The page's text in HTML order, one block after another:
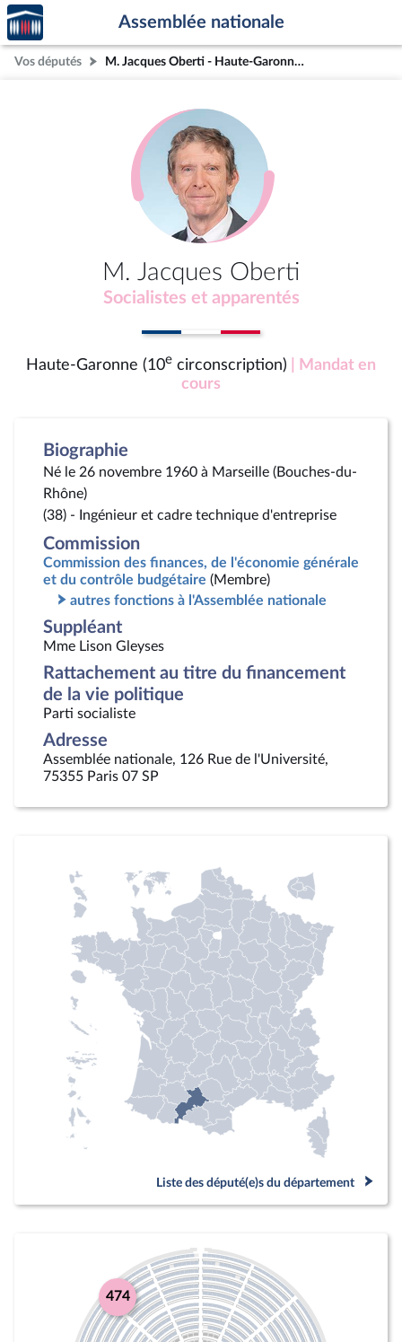
Aller au contenu
Aller en bas de la page
Accèder
à la
page
d'accueil
Assemblée nationale
Vos députés M. Jacques Oberti - Haute-Garonne (10e circonscription)
M. Jacques Oberti
Socialistes et apparentés
Haute-Garonne (10e circonscription)
| Mandat en
cours
Biographie
Né le 26 novembre 1960 à Marseille (Bouches-du-
Rhône)
(38) - Ingénieur et cadre technique d'entreprise
Commission
Commission des finances, de l'économie générale
et du contrôle budgétaire (Membre)
autres fonctions à l'Assemblée nationale
Suppléant
Mme Lison Gleyses
Rattachement au titre du financement
de la vie politique
Parti socialiste
Adresse
Assemblée nationale, 126 Rue de l'Université,
75355 Paris 07 SP
Liste des député(e)s du département
474